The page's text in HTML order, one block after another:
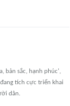
bản sắc, hạnh phúc',
tích cực triển khai
dân.